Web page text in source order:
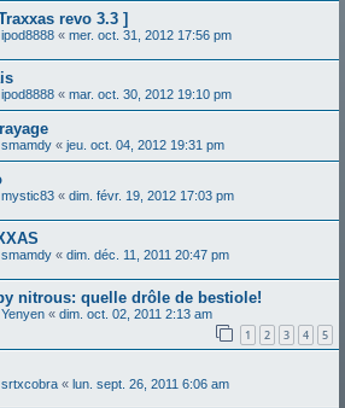
revo 3.3 ]
ipod8888 « mer. oct. 31, 2012 17:56 pm
ipod8888 « mar. oct. 30, 2012 19:10 pm
smamdy « jeu. oct. 04, 2012 19:31 pm
mystic83 « dim. févr. 19, 2012 17:03 pm
smamdy « dim. déc. 11, 2011 20:47 pm
nitrous: quelle drôle de bestiole!
Yenyen « dim. oct. 02, 2011 2:13 am
1 2 3 4 5
srtxcobra « lun. sept. 26, 2011 6:06 am